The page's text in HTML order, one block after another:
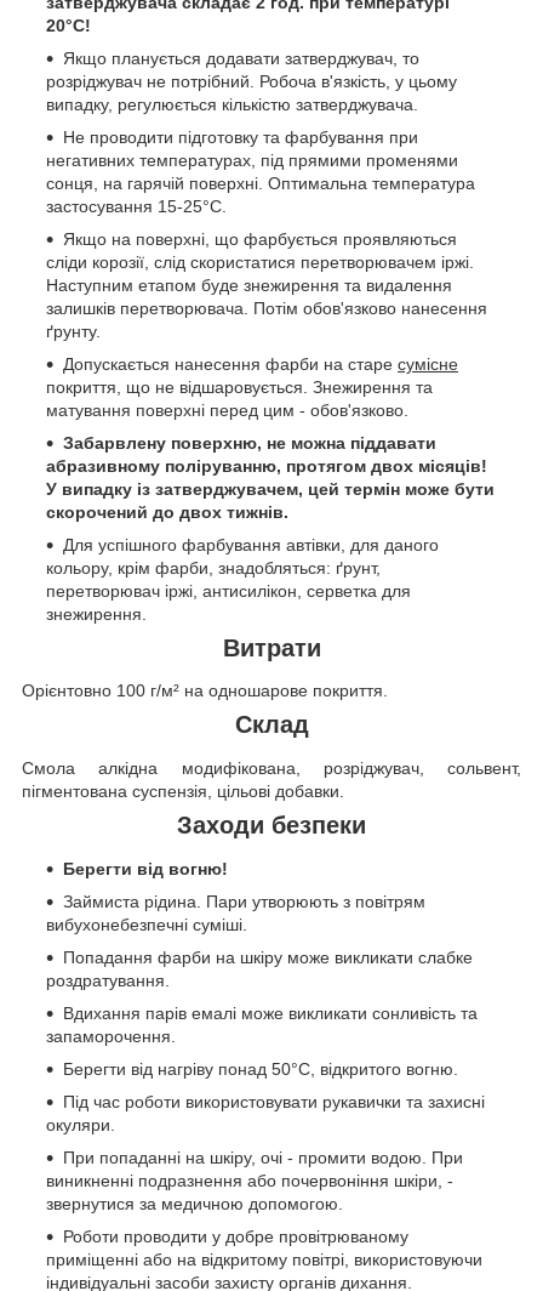
20°C!
Якщо планується додавати затверджувач, то
розріджувач не потрібний. Робоча в'язкість, у цьому
випадку, регулюється кількістю затверджувача.
Не проводити підготовку та фарбування при
негативних температурах, під прямими променями
сонця, на гарячій поверхні. Оптимальна температура
застосування 15-25°C.
Якщо на поверхні, що фарбується проявляються
сліди корозії, слід скористатися перетворювачем іржі.
Наступним етапом буде знежирення та видалення
залишків перетворювача. Потім обов'язково нанесення
ґрунту.
Допускається нанесення фарби на старе сумісне
покриття, що не відшаровується. Знежирення та
матування поверхні перед цим - обов'язково.
Забарвлену поверхню, не можна піддавати
абразивному поліруванню, протягом двох місяців!
У випадку із затверджувачем, цей термін може бути
скорочений до двох тижнів.
Для успішного фарбування автівки, для даного
кольору, крім фарби, знадобляться: ґрунт,
перетворювач іржі, антисилікон, серветка для
знежирення.
Витрати
Орієнтовно 100 г/м² на одношарове покриття.
Склад
Смола алкідна модифікована, розріджувач, сольвент,
пігментована суспензія, цільові добавки.
Заходи безпеки
Берегти від вогню!
Займиста рідина. Пари утворюють з повітрям
вибухонебезпечні суміші.
Попадання фарби на шкіру може викликати слабке
роздратування.
Вдихання парів емалі може викликати сонливість та
запаморочення.
Берегти від нагріву понад 50°C, відкритого вогню.
Під час роботи використовувати рукавички та захисні
окуляри.
При попаданні на шкіру, очі - промити водою. При
виникненні подразнення або почервоніння шкіри, -
звернутися за медичною допомогою.
Роботи проводити у добре провітрюваному
приміщенні або на відкритому повітрі, використовуючи
індивідуальні засоби захисту органів дихання.